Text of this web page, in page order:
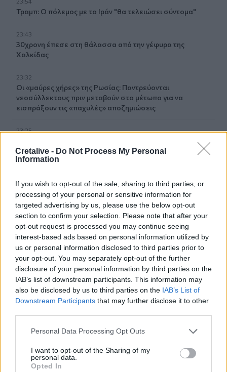
Cretalive - Do Not Process My Personal
Information
If you wish to opt-out of the sale, sharing to third parties, or
processing of your personal or sensitive information for
targeted advertising by us, please use the below opt-out
section to confirm your selection. Please note that after your
opt-out request is processed you may continue seeing
interest-based ads based on personal information utilized by
us or personal information disclosed to third parties prior to
your opt-out. You may separately opt-out of the further
disclosure of your personal information by third parties on the
IAB’s list of downstream participants. This information may
also be disclosed by us to third parties on the IAB’s List of
Downstream Participants that may further disclose it to other
Personal Data Processing Opt Outs
I want to opt-out of the Sharing of my
personal data.
Opted In
Τραμπ: Ο πόλεμος με το Ιράν "θα τελειώσει σύντομα"
23:43
30χρονη έπεσε στη θάλασσα από την γέφυρα της
Χαλκίδας
23:32
Οι «μαύρες χήρες» της Ρωσίας: Παντρεύονται
νεοσύλλεκτους πριν μεταβούν στο μέτωπο για να
εισπράξουν τις «παχυλές» αποζημιώσεις
23:25
23:19
τροχαίο με αγριογούρουνο
23:09
Φωτιές σε Σκύρο και Λακωνία: Συνελήφθησαν 63χρονη
και 71χρονος
23:07
Χανιά: ΕΔΕ για την υπόθεση της 75χρονης που βρέθηκε
νεκρή σε χωράφι
23:00
Ιταλία: Στη Νάπολη καταγράφηκε θερμοκρασία-ρεκόρ 48
22:32
κατηγορούμενη για εμπρησμό